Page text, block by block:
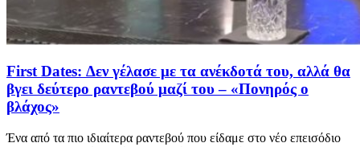
First Dates: Δεν γέλασε με τα ανέκδοτά του, αλλά θα
βγει δεύτερο ραντεβού μαζί του – «Πονηρός ο
βλάχος»
Ένα από τα πιο ιδιαίτερα ραντεβού που είδαμε στο νέο επεισόδιο